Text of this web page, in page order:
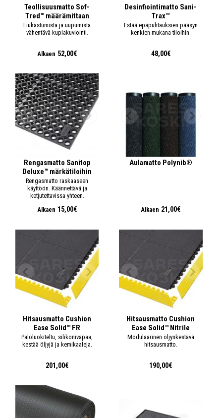
Teollisuusmatto Sof-
Tred™ määrämittaan
Liukastumista ja uupumista
vähentävä kuplakuviointi.
Alkaen 52,00€
Desinfiointimatto Sani-
Trax™
Estää epäpuhtauksien pääsyn
kenkien mukana tiloihin.
48,00€
Rengasmatto Sanitop
Deluxe™ märkätiloihin
Rengasmatto raskaaseen
käyttöön. Käännettävä ja
ketjutettavissa yhteen.
Alkaen 15,00€
Aulamatto Polynib®
Alkaen 21,00€
Hitsausmatto Cushion
Ease Solid™ FR
Paloluokiteltu, silikonivapaa,
kestää öljyjä ja kemikaaleja.
201,00€
Hitsausmatto Cushion
Ease Solid™ Nitrile
Modulaarinen öljynkestävä
hitsausmatto.
190,00€